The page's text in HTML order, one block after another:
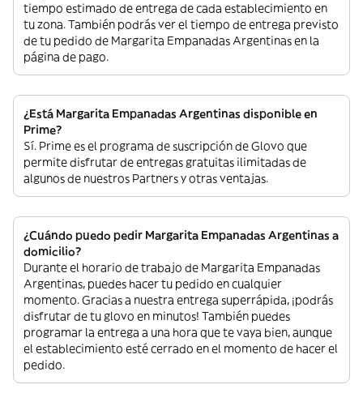
tiempo estimado de entrega de cada establecimiento en
tu zona. También podrás ver el tiempo de entrega previsto
de tu pedido de Margarita Empanadas Argentinas en la
página de pago.
¿Está Margarita Empanadas Argentinas disponible en
Prime?
Sí. Prime es el programa de suscripción de Glovo que
permite disfrutar de entregas gratuitas ilimitadas de
algunos de nuestros Partners y otras ventajas.
¿Cuándo puedo pedir Margarita Empanadas Argentinas a
domicilio?
Durante el horario de trabajo de Margarita Empanadas
Argentinas, puedes hacer tu pedido en cualquier
momento. Gracias a nuestra entrega superrápida, ¡podrás
disfrutar de tu glovo en minutos! También puedes
programar la entrega a una hora que te vaya bien, aunque
el establecimiento esté cerrado en el momento de hacer el
pedido.